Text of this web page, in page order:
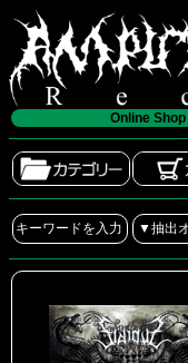
Online Shop